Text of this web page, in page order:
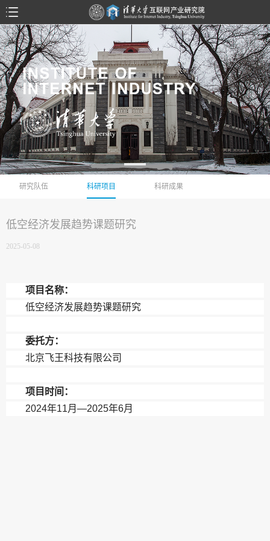
研究队伍 科研项目 科研成果
低空经济发展趋势课题研究
2025-05-08
项目名称：
低空经济发展趋势课题研究
委托方：
北京飞王科技有限公司
项目时间：
2024年11月—2025年6月